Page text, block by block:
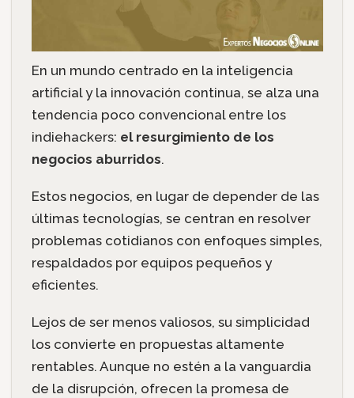
En un mundo centrado en la inteligencia
artificial y la innovación continua, se alza una
tendencia poco convencional entre los
indiehackers: el resurgimiento de los
negocios aburridos.
Estos negocios, en lugar de depender de las
últimas tecnologías, se centran en resolver
problemas cotidianos con enfoques simples,
respaldados por equipos pequeños y
eficientes.
Lejos de ser menos valiosos, su simplicidad
los convierte en propuestas altamente
rentables. Aunque no estén a la vanguardia
de la disrupción, ofrecen la promesa de